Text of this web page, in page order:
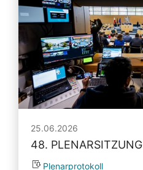
25.06.2026
48. PLENARSITZUNG
Plenarprotokoll